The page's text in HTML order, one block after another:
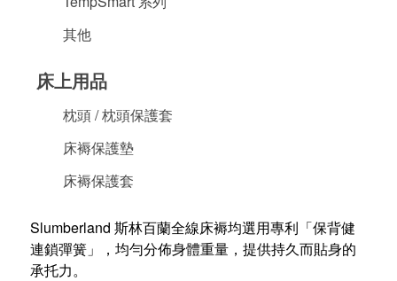
探索斯林百蘭的創新及豪華床
其他
床上用品
枕頭 / 枕頭保護套
床褥保護墊
床褥保護套
Slumberland 斯林百蘭全線床褥均選用專利「保背健
連鎖彈簧」，均勻分佈身體重量，提供持久而貼身的
承托力。